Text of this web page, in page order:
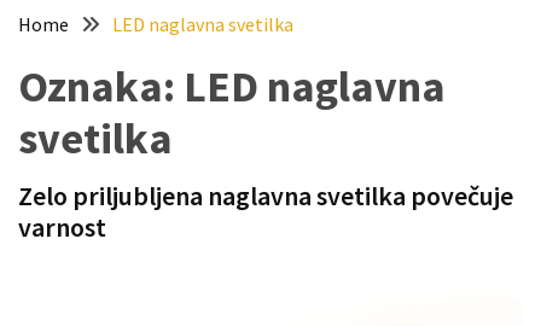
dedku
spremenil
življenje
Zelo
priljubljena
naglavna
svetilka
Home LED naglavna svetilka
Oznaka: LED naglavna
svetilka
Zelo priljubljena naglavna svetilka povečuje
varnost